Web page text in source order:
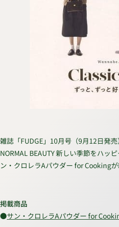
雑誌「FUDGE」10月号（9月12日発売
NORMAL BEAUTY 新しい季節をハッ
ン・クロレラAパウダー for Cookingが
掲載商品
●サン・クロレラAパウダー for